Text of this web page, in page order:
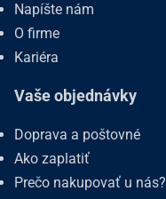
Napíšte nám
O firme
Kariéra
Vaše objednávky
Doprava a poštovné
Ako zaplatiť
Prečo nakupovať u nás?